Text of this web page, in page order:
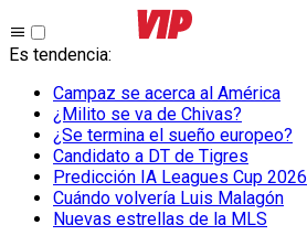
Es tendencia:
Campaz se acerca al América
¿Milito se va de Chivas?
¿Se termina el sueño europeo?
Candidato a DT de Tigres
Predicción IA Leagues Cup 2026
Cuándo volvería Luis Malagón
Nuevas estrellas de la MLS